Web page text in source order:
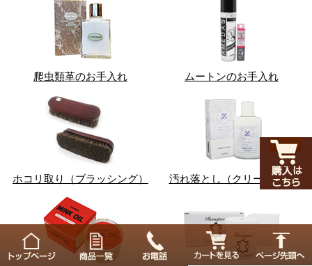
爬虫類革のお手入れ ムートンのお手入れ
ホコリ取り（ブラッシング） 汚れ落とし（クリーナー）